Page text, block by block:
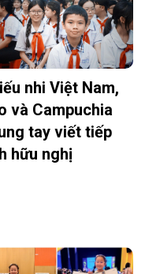
nhi Việt Nam,
và Campuchia
tay viết tiếp
hữu nghị